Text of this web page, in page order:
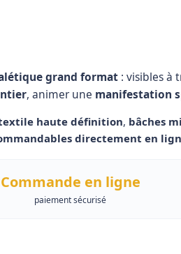
grand format : visibles à
, animer une manifestation
haute définition, bâches
directement en
Commande en ligne
paiement sécurisé